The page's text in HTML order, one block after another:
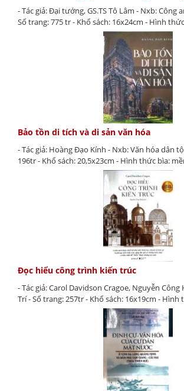
- Tác giả: Đại tướng, GS.TS Tô Lâm - Nxb: Công
Số trang: 775 tr - Khổ sách: 16x24cm - Hình
Bảo tồn di tích và di sản văn hóa
- Tác giả: Hoàng Đạo Kính - Nxb: Văn hóa dân
196tr - Khổ sách: 20,5x23cm - Hình thức bìa:
Đọc hiểu công trình kiến trúc
- Tác giả: Carol Davidson Cragoe, Nguyễn Công
Trí - Số trang: 257tr - Khổ sách: 16x19cm - Hình